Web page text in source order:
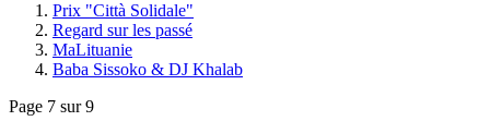
Prix "Città Solidale"
Regard sur les passé
MaLituanie
Baba Sissoko & DJ Khalab
Page 7 sur 9